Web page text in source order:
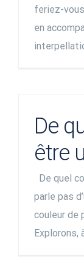
feriez-
en
De
être
De quel
parle pas
couleur de
Explorons,